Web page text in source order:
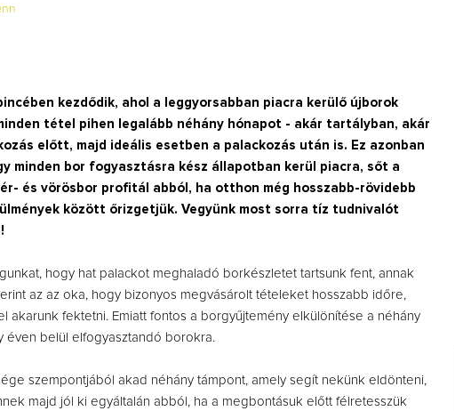
kezdődik, ahol a leggyorsabban piacra kerülő újborok
tétel pihen legalább néhány hónapot - akár tartályban, akár
előtt, majd ideális esetben a palackozás után is. Ez azonban
minden bor fogyasztásra kész állapotban kerül piacra, sőt a
és vörösbor profitál abból, ha otthon még hosszabb-rövidebb
között őrizgetjük. Vegyünk most sorra tíz tudnivalót
hogy hat palackot meghaladó borkészletet tartsunk fent, annak
az az oka, hogy bizonyos megvásárolt tételeket hosszabb időre,
akarunk fektetni. Emiatt fontos a borgyűjtemény elkülönítése a néhány
éven belül elfogyasztandó borokra.
szempontjából akad néhány támpont, amely segít nekünk eldönteni,
majd jól ki egyáltalán abból, ha a megbontásuk előtt félretesszük
Az extra ráadás fotók mellett a legjobb
pillanatokat válogattam össze...